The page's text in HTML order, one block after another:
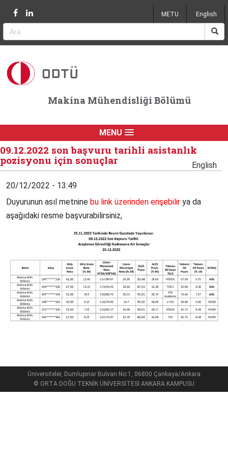
METU English
Makina Mühendisliği Bölümü
MENU
09.12.2022 son başvuru tarihli asistanlık
pozisyonu için sonuçlar
20/12/2022 - 13:49
English
Duyurunun asıl metnine bu link üzerinden erişebilir ya da
aşağıdaki resme başvurabilirsiniz,
Üniversiteler, Dumlupınar Bulvarı No:1, 06800 Çankaya/Ankara
© ORTA DOĞU TEKNİK ÜNİVERSİTESİ ANKARA KAMPUSU